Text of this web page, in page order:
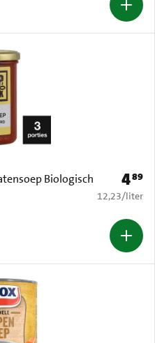
Biologisch
Prijs:
489
€ 12,23 per
12,23/liter